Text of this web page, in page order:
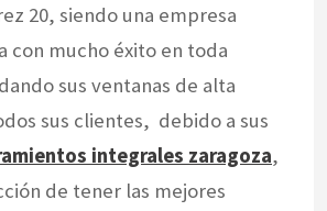
20, siendo una empresa
con mucho éxito en toda
sus ventanas de alta
sus clientes, debido a sus
integrales zaragoza,
de tener las mejores